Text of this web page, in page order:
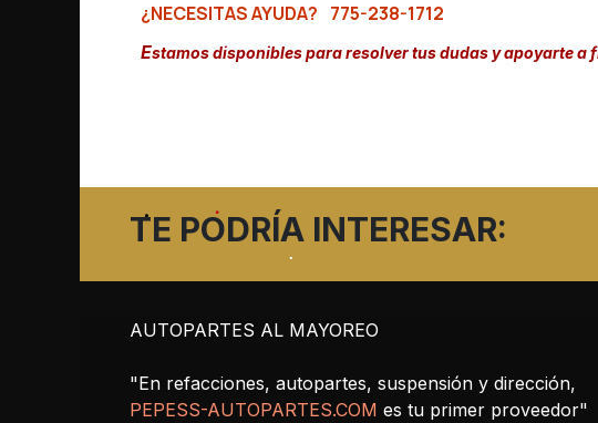
¿NECESITAS AYUDA? 775-238-1712
Estamos disponibles para resolver tus dudas y apoyarte a
TE PODRÍA INTERESAR:
AUTOPARTES AL MAYOREO
"En refacciones, autopartes, suspensión y dirección,
PEPESS-AUTOPARTES.COM es tu primer proveedor"